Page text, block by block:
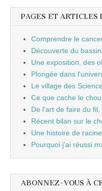
PAGES ET ARTICLES
Comprendre le
Découverte du
Une exposition, des
Plongée dans
Le village des
Ce que cache le
De l'art de faire du
Récent bilan sur le
Une histoire de
Pourquoi j'ai réussi
ABONNEZ-VOUS À